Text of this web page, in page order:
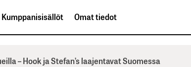
Kumppanisisällöt Omat tiedot
– Hook ja Stefan’s laajentavat Suomessa